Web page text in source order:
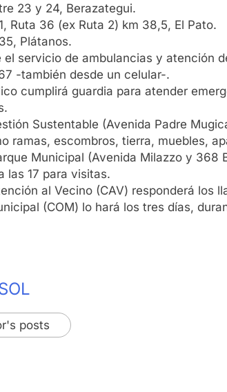
23 y 24, Berazategui.
Ruta 36 (ex Ruta 2) km 38,5, El Pato.
Plátanos.
servicio de ambulancias y atención
-también desde un celular-.
cumplirá guardia para atender
Sustentable (Avenida Padre
ramas, escombros, tierra, muebles,
Municipal (Avenida Milazzo y
las 17 para visitas.
al Vecino (CAV) responderá
(COM) lo hará los tres días,
posts